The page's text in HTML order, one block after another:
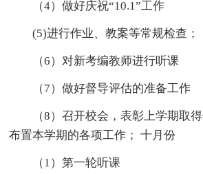
（4）做好庆祝“10.1”工作
(5)进行作业、教案等常规检查；
（6）对新考编教师进行听课
（7）做好督导评估的准备工作
（8）召开校会，表彰上学期取
布置本学期的各项工作； 十月份
（1）第一轮听课